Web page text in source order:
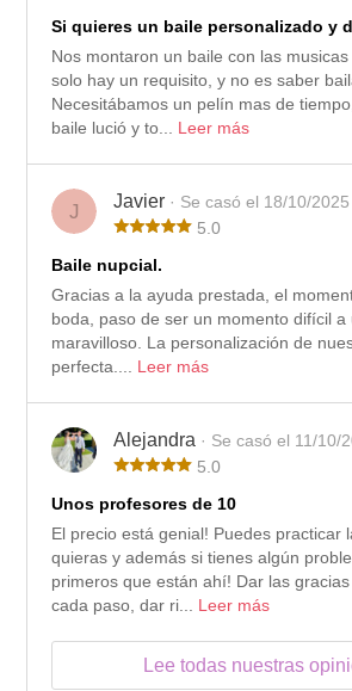
Si quieres un baile personalizado y
Nos montaron un baile con las
solo hay un requisito, y no es saber
Necesitábamos un pelín mas de
baile lució y to... Leer más
J Javier · Se casó el 18/10/2025
5.0
Baile nupcial.
Gracias a la ayuda prestada, el
boda, paso de ser un momento difícil a
maravilloso. La personalización de
perfecta.... Leer más
Alejandra · Se casó el 11/10/
5.0
Unos profesores de 10
El precio está genial! Puedes practicar
quieras y además si tienes algún
primeros que están ahí! Dar las
cada paso, dar ri... Leer más
Lee todas nuestras